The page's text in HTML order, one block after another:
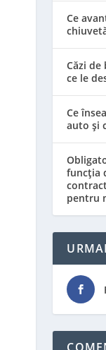
Ce
Căzi
ce le
Ce
auto și
funcția
pentru